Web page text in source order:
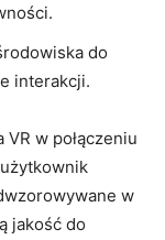
do
interakcji.
w połączeniu
w
jakość do